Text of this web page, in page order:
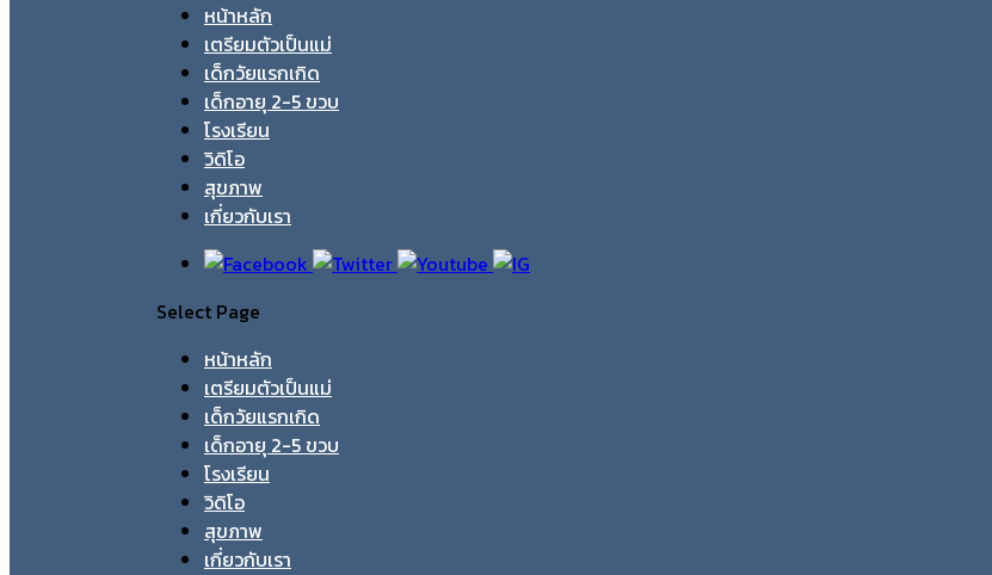
หน้าหลัก
เตรียมตัวเป็นแม่
เด็กวัยแรกเกิด
เด็กอายุ 2-5 ขวบ
โรงเรียน
วิดิโอ
สุขภาพ
เกี่ยวกับเรา
Select Page
หน้าหลัก
เตรียมตัวเป็นแม่
เด็กวัยแรกเกิด
เด็กอายุ 2-5 ขวบ
โรงเรียน
วิดิโอ
สุขภาพ
เกี่ยวกับเรา